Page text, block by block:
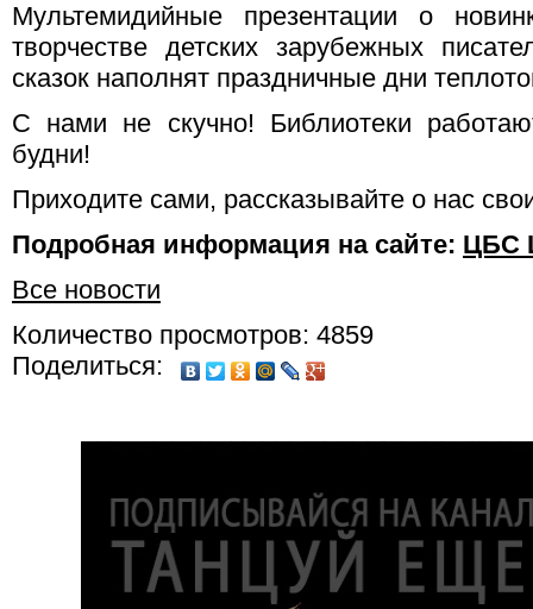
Мультемидийные презентации о
творчестве детских зарубежных
сказок наполнят праздничные дни
С нами не скучно! Библиотеки
будни!
Приходите сами, рассказывайте о нас
Подробная информация на сайте: ЦБС
Все новости
Количество просмотров: 4859
Поделиться: